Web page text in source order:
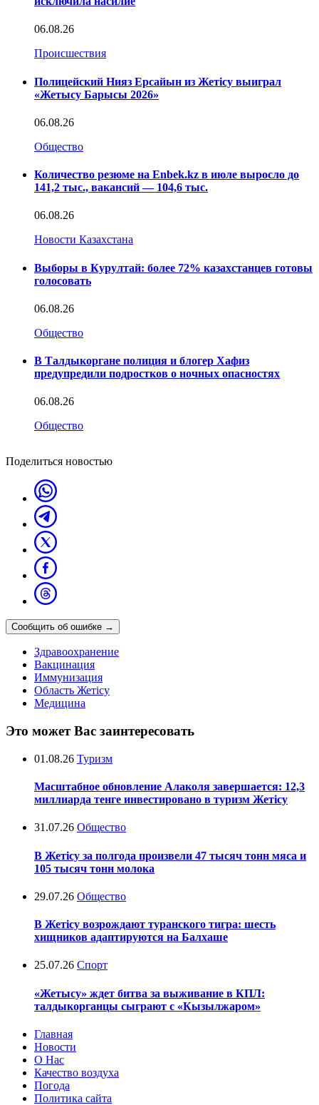
06.08.26
Происшествия
Полицейский Нияз Ерсайын из Жетісу выиграл
«Жетысу Барысы 2026»
06.08.26
Общество
Количество резюме на Enbek.kz в июле выросло до
141,2 тыс., вакансий — 104,6 тыс.
06.08.26
Новости Казахстана
Выборы в Курултай: более 72% казахстанцев готовы
голосовать
06.08.26
Общество
В Талдыкоргане полиция и блогер Хафиз
предупредили подростков о ночных опасностях
06.08.26
Общество
Поделиться новостью
Сообщить об ошибке →
Здравоохранение
Вакцинация
Иммунизация
Область Жетісу
Медицина
Это может Вас заинтересовать
01.08.26 Туризм
Масштабное обновление Алаколя завершается: 12,3
миллиарда тенге инвестировано в туризм Жетісу
31.07.26 Общество
В Жетісу за полгода произвели 47 тысяч тонн мяса и
105 тысяч тонн молока
29.07.26 Общество
В Жетісу возрождают туранского тигра: шесть
хищников адаптируются на Балхаше
25.07.26 Спорт
«Жетысу» ждет битва за выживание в КПЛ:
талдыкорганцы сыграют с «Кызылжаром»
Главная
Новости
О Нас
Качество воздуха
Погода
Политика сайта